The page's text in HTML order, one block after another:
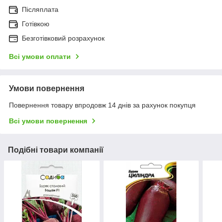
Післяплата
Готівкою
Безготівковий розрахунок
Всі умови оплати
Умови повернення
Повернення товару впродовж 14 днів за рахунок покупця
Всі умови повернення
Подібні товари компанії